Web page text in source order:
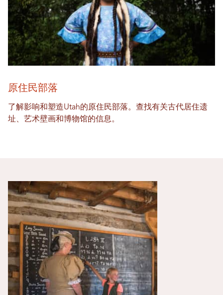
原住民部落
了解影响和塑造Utah的原住民部落。查找有关古代居住遗
址、艺术壁画和博物馆的信息。